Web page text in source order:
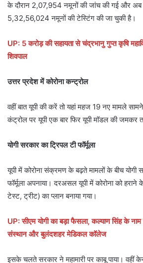
के दौरान 2,07,954 नमूनों की जांच की गई और अब
5,32,56,024 नमूनों की टेस्टिंग की जा चुकी है।
UP: 5 करोड़ की सहायता से चंद्रभानु गुप्त कृषि
शिवपाल
उत्तर प्रदेश में कोरोना कन्ट्रोल
वहीं बात यूपी की करें तो यहां महज 19 नए मामले
कंट्रोल पर यूपी एक बार फ‍िर यूपी मॉडल की जमकर
योगी सरकार का ट्रिपल टी फॉर्मूला
यूपी में कोरोना संक्रमण के बढ़ते मामलों के बीच योगी
फॉर्मूला अपनाया। दरअसल यूपी में कोरोना को
टेस्ट, ट्रीट) का प्‍लान बनाया गया।
UP: सीएम योगी का बड़ा फैसला, कल्याण सिंह के
संस्थान और बुलंदशहर मेडिकल कॉलेज
इसके चलते सरकार ने महामारी पर काबू पाया। वहीं